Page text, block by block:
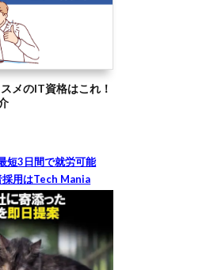
メのIT資格はこれ！
短3日間で就労可能
採用はTech Mania